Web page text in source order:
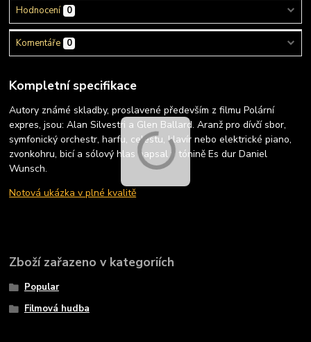
Hodnocení 0
Komentáře 0
Kompletní specifikace
Autory známé skladby, proslavené především z filmu Polární
expres, jsou: Alan Silvestri a Glen Ballard. Aranž pro dívčí sbor,
symfonický orchestr, harfu, celestu, klavír nebo elektrické piano,
zvonkohru, bicí a sólový hlas napsal v tónině Es dur Daniel
Wunsch.
Notová ukázka v plné kvalitě
Zboží zařazeno v kategoriích
Popular
Filmová hudba